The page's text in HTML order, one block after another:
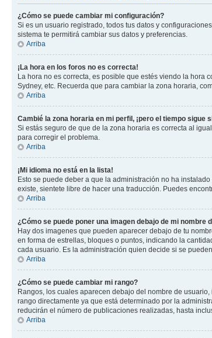
¿Cómo se puede cambiar mi configuración?
Si es un usuario registrado, todos tus datos y
sistema te permitirá cambiar sus datos y preferencias.
Arriba
¡La hora en los foros no es correcta!
La hora no es correcta, es posible que estés viendo la hora
Sydney, etc. Recuerda que para cambiar la zona horaria,
Arriba
Cambié la zona horaria en mi perfil, ¡pero el tiempo sigue
Si estás seguro de que de la zona horaria es correcta al
para corregir el problema.
Arriba
¡Mi idioma no está en la lista!
Esto se puede deber a que la administración no ha
existe, sientete libre de hacer una traducción. Puedes
Arriba
¿Cómo se puede poner una imagen debajo de mi nombre
Hay dos imagenes que pueden aparecer debajo de tu
en forma de estrellas, bloques o puntos, indicando la
cada usuario. Es la administración quien decide si se
Arriba
¿Cómo se puede cambiar mi rango?
Rangos, los cuales aparecen debajo del nombre de
rango directamente ya que está determinado por la
reducirán el número de publicaciones realizadas, hasta
Arriba